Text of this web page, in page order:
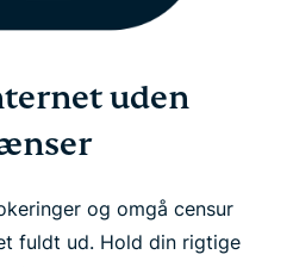
uden
og omgå censur
fuldt ud. Hold din rigtige